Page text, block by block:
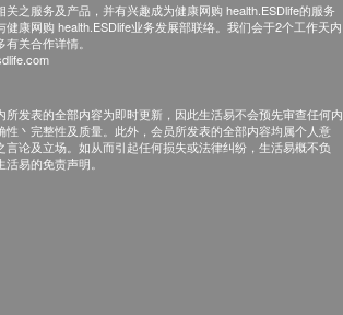
关之服务及产品，并有兴趣成为健康网购 health.ESDlife的服务
健康网购 health.ESDlife业务发展部联络。我们会于2个工作天内
关合作详情。
所发表的全部内容为即时更新，因此生活易不会预先审查任何内
性丶完整性及质量。此外，会员所发表的全部内容均属个人意
言论及立场。如从而引起任何损失或法律纠纷，生活易概不负
易的免责声明。